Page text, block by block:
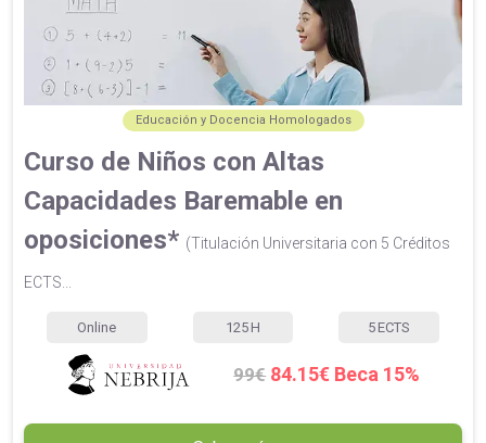
Educación y Docencia Homologados
Curso de Niños con Altas
Capacidades Baremable en
oposiciones* (Titulación Universitaria con 5 Créditos
ECTS...
Online 125 H 5 ECTS
99€ 84.15€ Beca 15%